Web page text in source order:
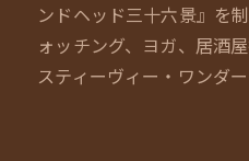
ンドヘッド三十六景』を
ォッチング、ヨガ、居酒
スティーヴィー・ワンダー